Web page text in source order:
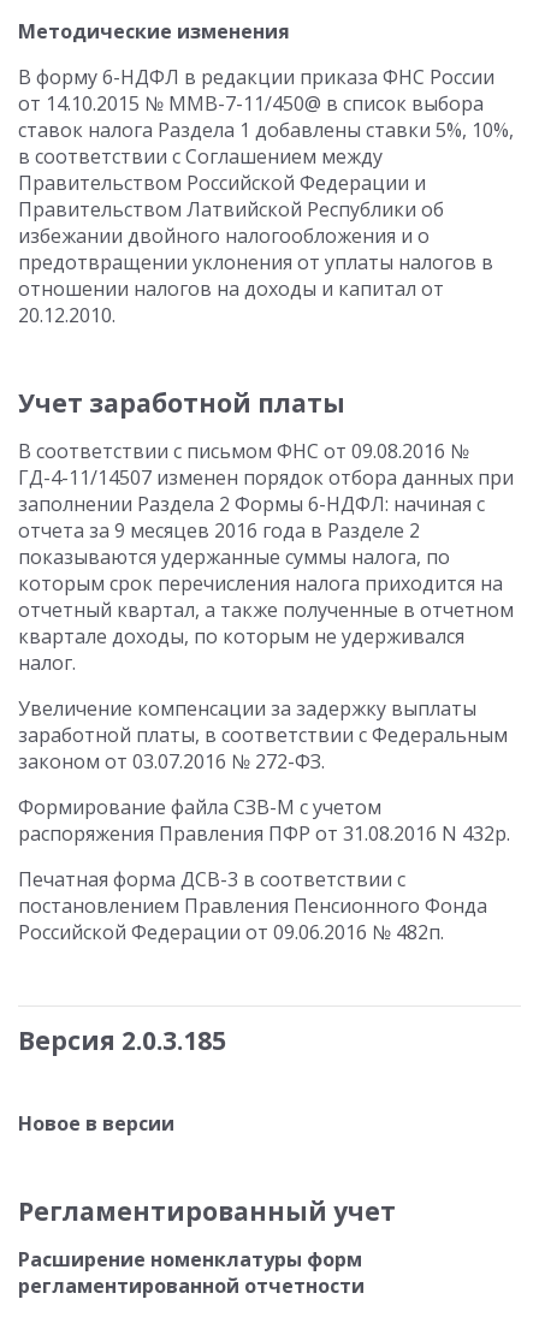
Методические изменения
В форму 6-НДФЛ в редакции приказа ФНС России
от 14.10.2015 № ММВ-7-11/450@ в список выбора
ставок налога Раздела 1 добавлены ставки 5%, 10%,
в соответствии с Соглашением между
Правительством Российской Федерации и
Правительством Латвийской Республики об
избежании двойного налогообложения и о
предотвращении уклонения от уплаты налогов в
отношении налогов на доходы и капитал от
20.12.2010.
Учет заработной платы
В соответствии с письмом ФНС от 09.08.2016 №
ГД-4-11/14507 изменен порядок отбора данных при
заполнении Раздела 2 Формы 6-НДФЛ: начиная с
отчета за 9 месяцев 2016 года в Разделе 2
показываются удержанные суммы налога, по
которым срок перечисления налога приходится на
отчетный квартал, а также полученные в отчетном
квартале доходы, по которым не удерживался
налог.
Увеличение компенсации за задержку выплаты
заработной платы, в соответствии с Федеральным
законом от 03.07.2016 № 272-ФЗ.
Формирование файла СЗВ-М с учетом
распоряжения Правления ПФР от 31.08.2016 N 432р.
Печатная форма ДСВ-3 в соответствии с
постановлением Правления Пенсионного Фонда
Российской Федерации от 09.06.2016 № 482п.
Версия 2.0.3.185
Новое в версии
Регламентированный учет
Расширение номенклатуры форм
регламентированной отчетности